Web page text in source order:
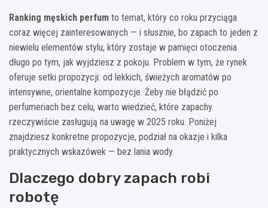
Ranking męskich perfum to temat, który co roku przyciąga
coraz więcej zainteresowanych — i słusznie, bo zapach to jeden z
niewielu elementów stylu, który zostaje w pamięci otoczenia
długo po tym, jak wyjdziesz z pokoju. Problem w tym, że rynek
oferuje setki propozycji: od lekkich, świeżych aromatów po
intensywne, orientalne kompozycje. Żeby nie błądzić po
perfumeriach bez celu, warto wiedzieć, które zapachy
rzeczywiście zasługują na uwagę w 2025 roku. Poniżej
znajdziesz konkretne propozycje, podział na okazje i kilka
praktycznych wskazówek — bez lania wody.
Dlaczego dobry zapach robi
robotę